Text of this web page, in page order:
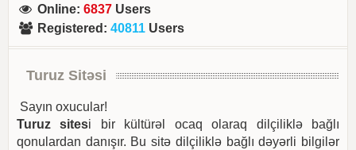
Online:6837 Users
Registered :40811 Users
Turuz Sitəsi
Sayın oxucular!
Turuz sitesi bir kültürəl ocaq olaraq dilçiliklə bağlı
qonulardan danışır. Bu sitə dilçiliklə bağlı dəyərli bilgilər